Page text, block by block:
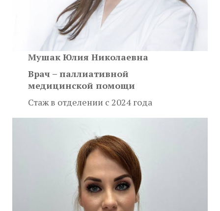
Мушак Юлия Николаевна
Врач – паллиативной
медицинской помощи
Стаж в отделении с 2024 года